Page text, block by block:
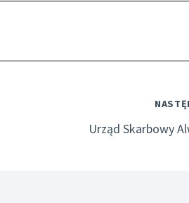
Urząd Skarbowy